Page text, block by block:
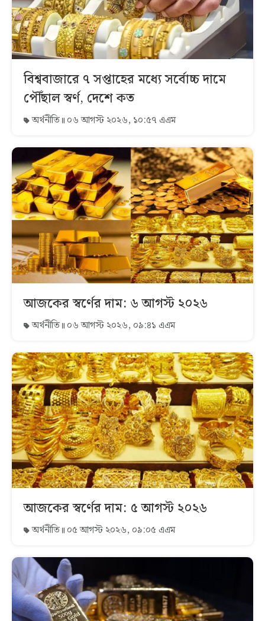
বিশ্ববাজারে ৭ সপ্তাহের মধ্যে সর্বোচ্চ দামে
পৌঁছাল স্বর্ণ, দেশে কত
অর্থনীতি ০৬ আগস্ট ২০২৬, ১০:৫৭ এএম
আজকের স্বর্ণের দাম: ৬ আগস্ট ২০২৬
অর্থনীতি ০৬ আগস্ট ২০২৬, ০৯:৪১ এএম
আজকের স্বর্ণের দাম: ৫ আগস্ট ২০২৬
অর্থনীতি ০৫ আগস্ট ২০২৬, ০৯:০৫ এএম